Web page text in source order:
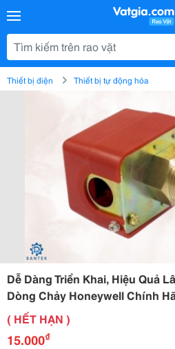
Thiết bị điện Thiết bị tự động hóa
Dễ Dàng Triển Khai, Hiệu Quả
Dòng Chảy Honeywell Chính
( HẾT HẠN )
15.000₫